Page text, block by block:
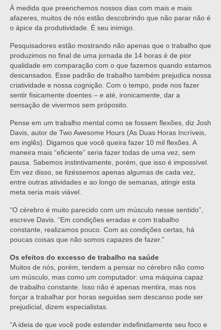
À medida que preenchemos nossos dias com mais e mais
afazeres, muitos de nós estão descobrindo que não parar não é
o ápice da produtividade. É seu inimigo.
Pesquisadores estão mostrando não apenas que o trabalho que
produzimos no final de uma jornada de 14 horas é de pior
qualidade em comparação com o que fazemos quando estamos
descansados. Esse padrão de trabalho também prejudica nossa
criatividade e nossa cognição. Com o tempo, pode nos fazer
sentir fisicamente doentes – e até, ironicamente, dar a
sensação de vivermos sem próposito.
Pense em um trabalho mental como se fossem flexões, diz Josh
Davis, autor de Two Awesome Hours (As Duas Horas Incríveis,
em inglês). Digamos que você queira fazer 10 mil flexões. A
maneira mais “eficiente” seria fazer todas de uma vez, sem
pausa. Sabemos instintivamente, porém, que isso é impossível.
Em vez disso, se fizéssemos apenas algumas de cada vez,
entre outras atividades e ao longo de semanas, atingir esta
meta seria mais viável.
“O cérebro é muito parecido com um músculo nesse sentido”,
escreve Davis. “Em condições erradas e com trabalho
constante, realizamos pouco. Com as condições certas, há
poucas coisas que não somos capazes de fazer.”
Os efeitos do excesso de trabalho na saúde
Muitos de nós, porém, tendem a pensar no cérebro não como
um músculo, mas como um computador: uma máquina capaz
de trabalho constante. Isso não é apenas mentira, mas nos
forçar a trabalhar por horas seguidas sem descanso pode ser
prejudicial, dizem especialistas.
“A ideia de que você pode estender indefinidamente seu foco e